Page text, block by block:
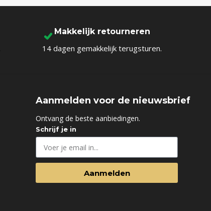
Makkelijk retourneren
14 dagen gemakkelijk terugsturen.
Aanmelden voor de nieuwsbrief
Ontvang de beste aanbiedingen.
Schrijf je in
Aanmelden